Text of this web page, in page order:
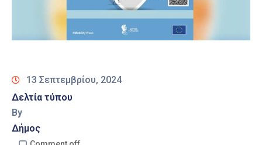
13 Σεπτεμβρίου, 2024
Δελτία τύπου
By
Δήμος